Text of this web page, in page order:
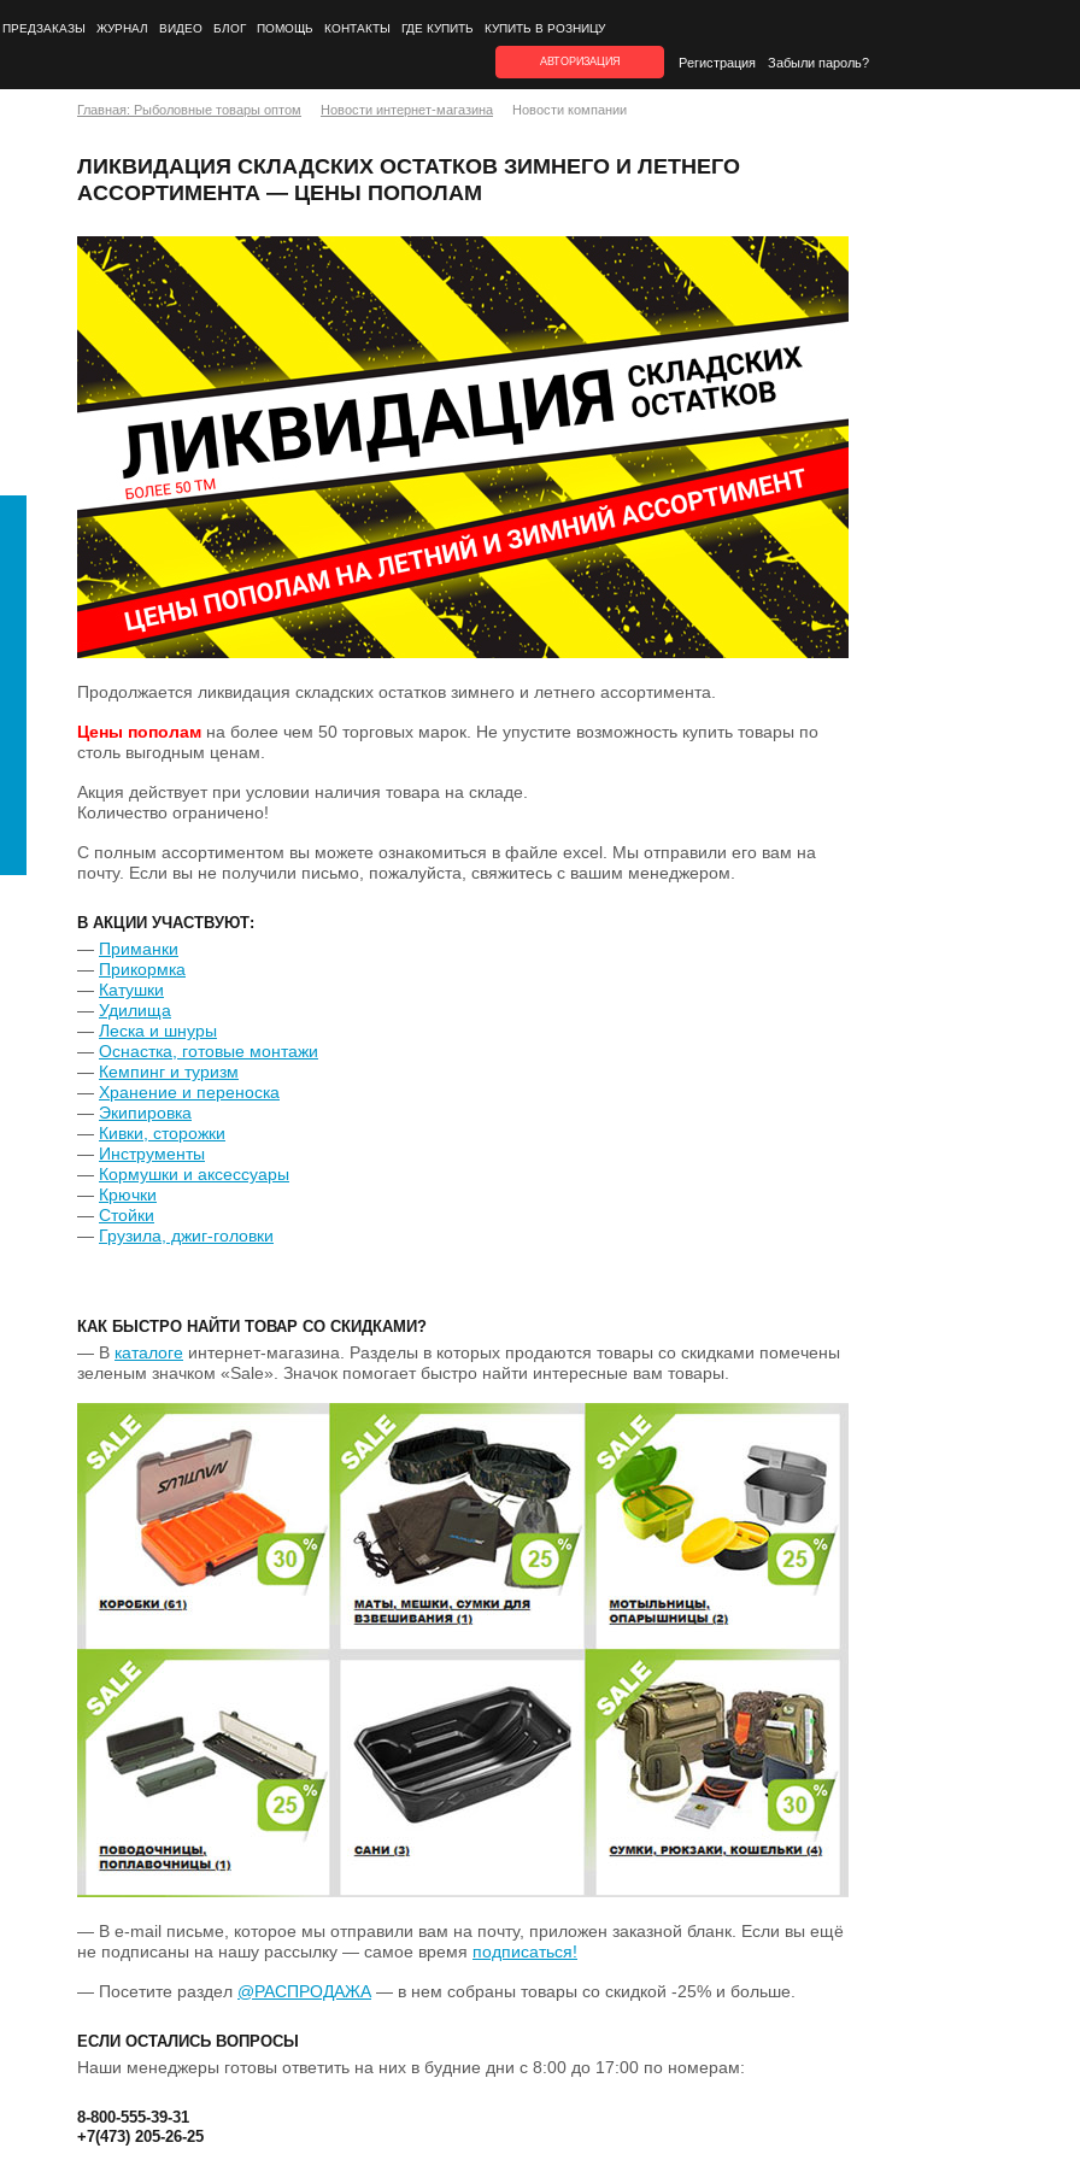
ПРЕДЗАКАЗЫ ЖУРНАЛ ВИДЕО БЛОГ ПОМОЩЬ КОНТАКТЫ ГДЕ КУПИТЬ КУПИТЬ В РОЗНИЦУ
АВТОРИЗАЦИЯ Регистрация Забыли пароль?
Главная: Рыболовные товары оптом Новости интернет-магазина Новости компании
ЛИКВИДАЦИЯ СКЛАДСКИХ ОСТАТКОВ ЗИМНЕГО И ЛЕТНЕГО
АССОРТИМЕНТА — ЦЕНЫ ПОПОЛАМ
Продолжается ликвидация складских остатков зимнего и летнего ассортимента.
Цены пополам на более чем 50 торговых марок. Не упустите возможность купить товары по
столь выгодным ценам.
Акция действует при условии наличия товара на складе.
Количество ограничено!
С полным ассортиментом вы можете ознакомиться в файле excel. Мы отправили его вам на
почту. Если вы не получили письмо, пожалуйста, свяжитесь с вашим менеджером.
В АКЦИИ УЧАСТВУЮТ:
— Приманки
— Прикормка
— Катушки
— Удилища
— Леска и шнуры
— Оснастка, готовые монтажи
— Кемпинг и туризм
— Хранение и переноска
— Экипировка
— Кивки, сторожки
— Инструменты
— Кормушки и аксессуары
— Крючки
— Стойки
— Грузила, джиг-головки
КАК БЫСТРО НАЙТИ ТОВАР СО СКИДКАМИ?
— В каталоге интернет-магазина. Разделы в которых продаются товары со скидками помечены
зеленым значком «Sale». Значок помогает быстро найти интересные вам товары.
— В e-mail письме, которое мы отправили вам на почту, приложен заказной бланк. Если вы ещё
не подписаны на нашу рассылку — самое время подписаться!
— Посетите раздел @РАСПРОДАЖА — в нем собраны товары со скидкой -25% и больше.
ЕСЛИ ОСТАЛИСЬ ВОПРОСЫ
Наши менеджеры готовы ответить на них в будние дни с 8:00 до 17:00 по номерам:
8-800-555-39-31
+7(473) 205-26-25